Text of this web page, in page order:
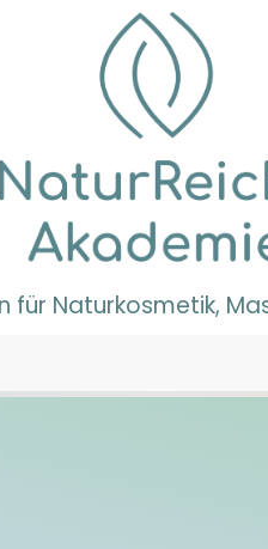
für Naturkosmetik,